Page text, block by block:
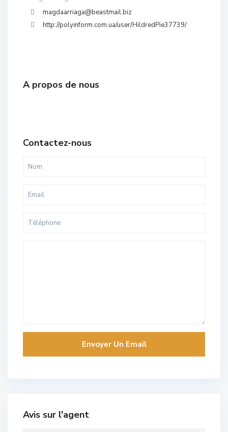
magdaarriaga@beastmail.biz
http://polyinform.com.ua/user/HildredPie37739/
A propos de nous
Contactez-nous
Avis sur l'agent